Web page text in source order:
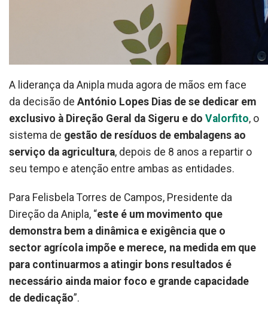
A liderança da Anipla muda agora de mãos em face
da decisão de António Lopes Dias de se dedicar em
exclusivo à Direção Geral da Sigeru e do Valorfito, o
sistema de gestão de resíduos de embalagens ao
serviço da agricultura, depois de 8 anos a repartir o
seu tempo e atenção entre ambas as entidades.
Para Felisbela Torres de Campos, Presidente da
Direção da Anipla, “este é um movimento que
demonstra bem a dinâmica e exigência que o
sector agrícola impõe e merece, na medida em que
para continuarmos a atingir bons resultados é
necessário ainda maior foco e grande capacidade
de dedicação”.